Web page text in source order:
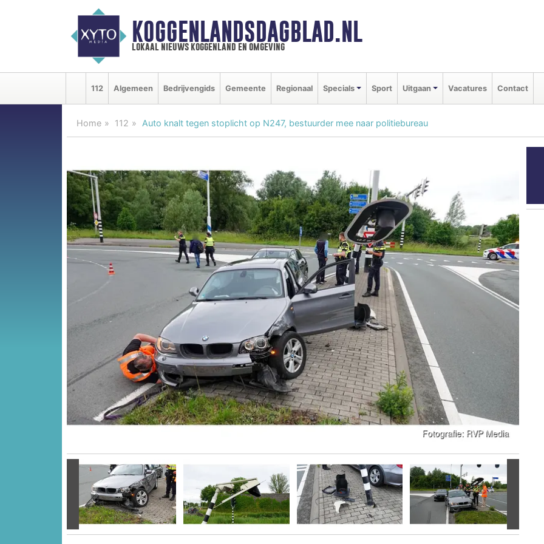
KOGGENLANDSDAGBLAD.NL
lokaal nieuws koggenland en omgeving
112 Algemeen Bedrijvengids Gemeente Regionaal Specials Sport Uitgaan Vacatures Contact
Home 112 Auto knalt tegen stoplicht op N247, bestuurder mee naar politiebureau
Vorige